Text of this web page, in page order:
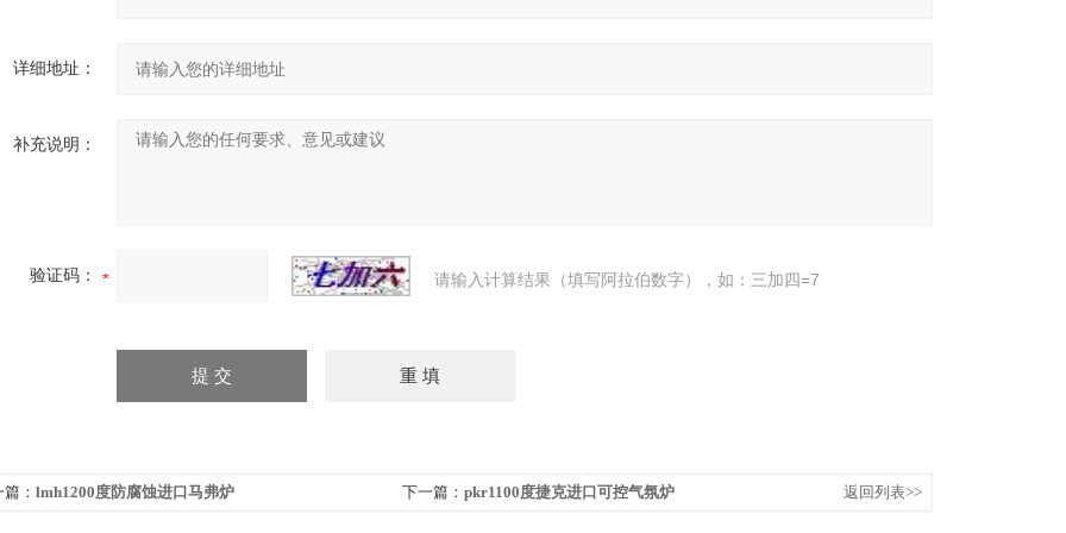
详细地址：
补充说明：
验证码： 请输入计算结果（填写阿拉伯数字），如：三加四=7
： lmh1200度防腐蚀进口马弗炉 下一篇： pkr1100度捷克进口可控气氛炉 返回列表>>